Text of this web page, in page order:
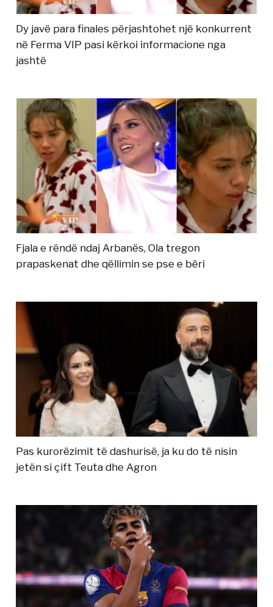
Dy javë para finales përjashtohet një konkurrent
në Ferma VIP pasi kërkoi informacione nga
jashtë
Fjala e rëndë ndaj Arbanës, Ola tregon
prapaskenat dhe qëllimin se pse e bëri
Pas kurorëzimit të dashurisë, ja ku do të nisin
jetën si çift Teuta dhe Agron